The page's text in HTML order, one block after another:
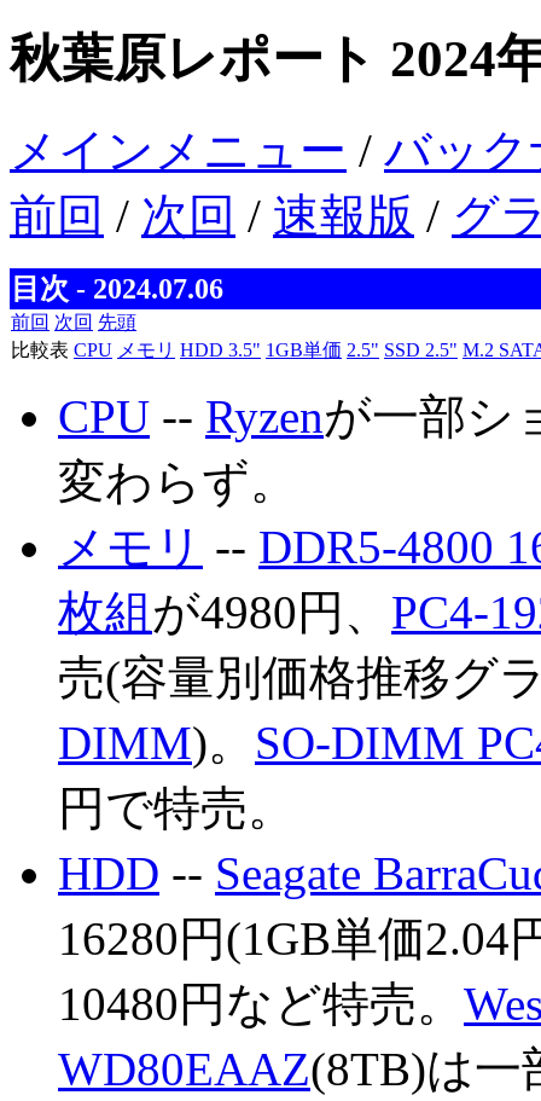
秋葉原レポート 2024
メインメニュー / バッ
前回 / 次回 / 速報版 / グ
目次 - 2024.07.06
前回 次回 先頭
比較表 CPU メモリ HDD 3.5" 1GB単価 2.5" SSD 2.5" M.2
CPU -- Ryzenが一部シ
変わらず。
メモリ -- DDR5-4800
枚組が4980円、 PC4-
売(容量別価格推移グ
DIMM)。 SO-DIMM
円で特売。
HDD -- Seagate
16280円(1GB単価2.04
10480円など特売。
WD80EAAZ(8TB)は一